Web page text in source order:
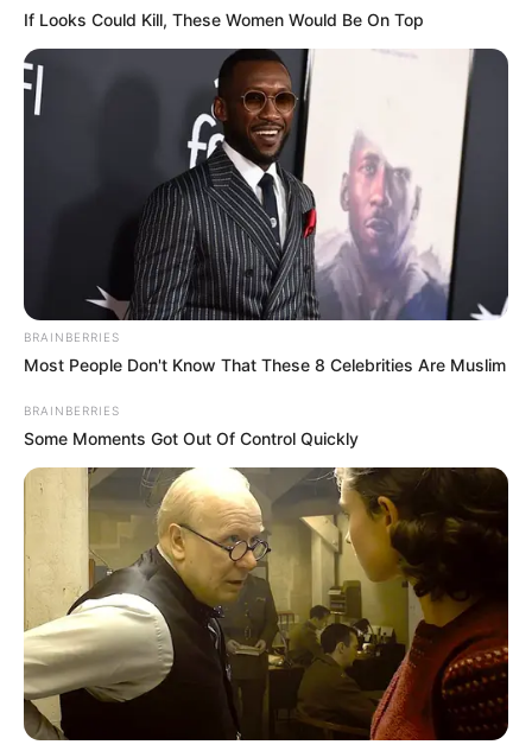
These Wedding Dance Moves Broke The Internet
When Fame Meets Fragility: 6 Celebrity Stories You
Won't Forget
BRAINBERRIES
If Looks Could Kill, These Women Would Be On Top
BRAINBERRIES
Most People Don't Know That These 8 Celebrities Are Muslim
BRAINBERRIES
Some Moments Got Out Of Control Quickly